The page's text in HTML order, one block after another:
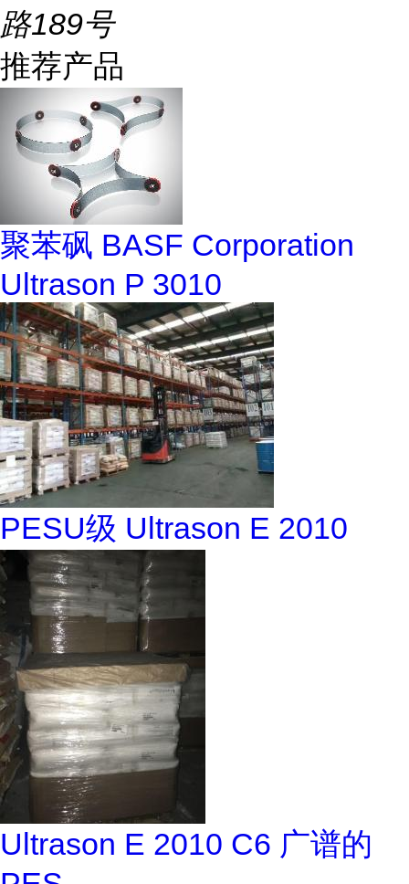
路189号
推荐产品
聚苯砜 BASF Corporation
Ultrason P 3010
PESU级 Ultrason E 2010
Ultrason E 2010 C6 广谱的